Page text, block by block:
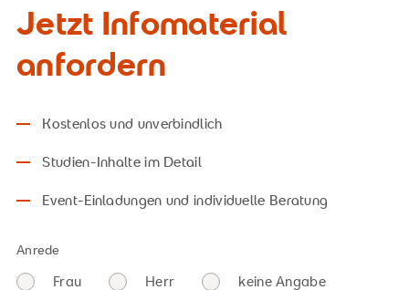
Jetzt Infomaterial
anfordern
Kostenlos und unverbindlich
Studien-Inhalte im Detail
Event-Einladungen und individuelle Beratung
Anrede
Frau Herr keine Angabe